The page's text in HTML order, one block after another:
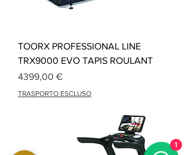
TOORX PROFESSIONAL LINE
TRX9000 EVO TAPIS ROULANT
Precio
4399,00 €
TRASPORTO ESCLUSO
1